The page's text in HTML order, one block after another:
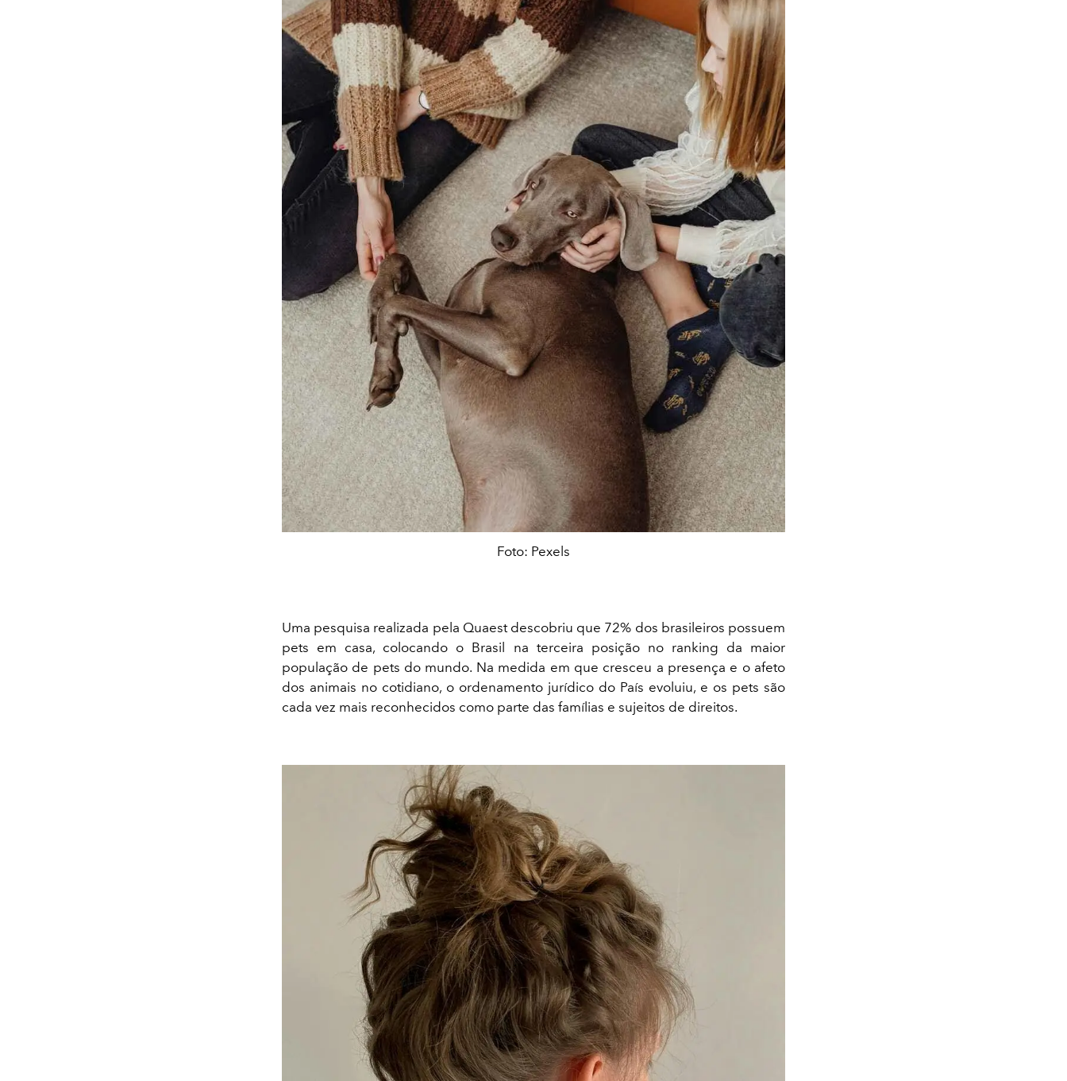
Foto: Pexels
Uma pesquisa realizada pela Quaest descobriu que 72% dos brasileiros possuem
pets em casa, colocando o Brasil na terceira posição no ranking da maior
população de pets do mundo. Na medida em que cresceu a presença e o afeto
dos animais no cotidiano, o ordenamento jurídico do País evoluiu, e os pets são
cada vez mais reconhecidos como parte das famílias e sujeitos de direitos.